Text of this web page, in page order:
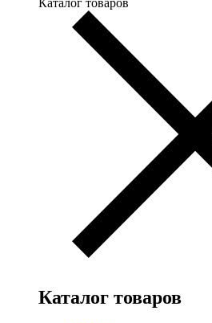
Каталог товаров